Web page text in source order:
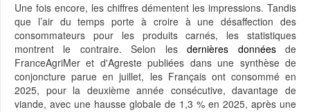
Une fois encore, les chiffres démentent les impressions. Tandis
que l’air du temps porte à croire à une désaffection des
consommateurs pour les produits carnés, les statistiques
montrent le contraire. Selon lesdernières donnéesde
FranceAgriMer et d'Agreste publiées dans une synthèse de
conjoncture parue en juillet, les Français ont consommé en
2025, pour la deuxième année consécutive, davantage de
viande, avec une hausse globale de 1,3 % en 2025, après une